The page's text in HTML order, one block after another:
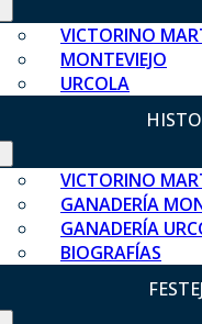
VICTORINO
MONTEVIEJO
URCOLA
VICTORINO
GANADERÍA
GANADERÍA
BIOGRAFÍAS